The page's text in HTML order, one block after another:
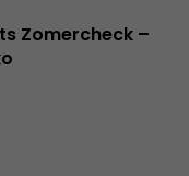
Zomercheck –